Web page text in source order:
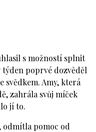
s možností splnit
týden poprvé dozvěděl
svědkem. Amy, která
zahrála svůj míček
jí to.
odmítla pomoc od